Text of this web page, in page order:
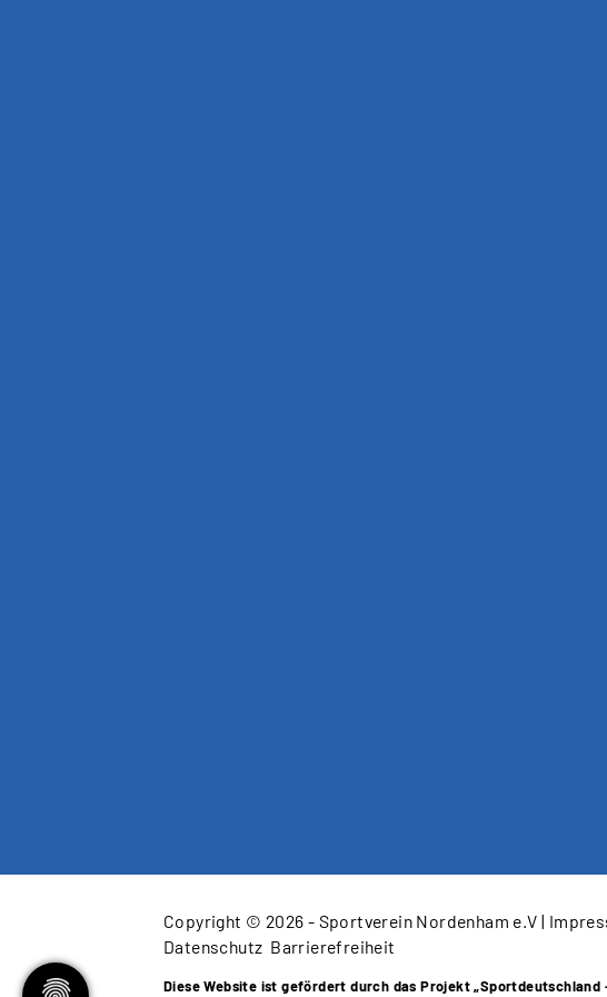
Copyright © 2026 - Sportverein Nordenham e.V |
Datenschutz Barrierefreiheit
Diese Website ist gefördert durch das Projekt„Sportdeutschland